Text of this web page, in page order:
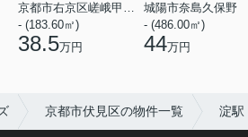
京都市右京区嵯峨甲塚町
- (183.60㎡)
38.5万円
城陽市奈島久保野
- (486.00㎡)
44万円
京都市伏見区の物件一覧 淀駅